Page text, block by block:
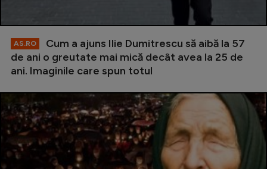
AS.RO
Cum a ajuns Ilie Dumitrescu să aibă la 57
de ani o greutate mai mică decât avea la 25 de
ani. Imaginile care spun totul